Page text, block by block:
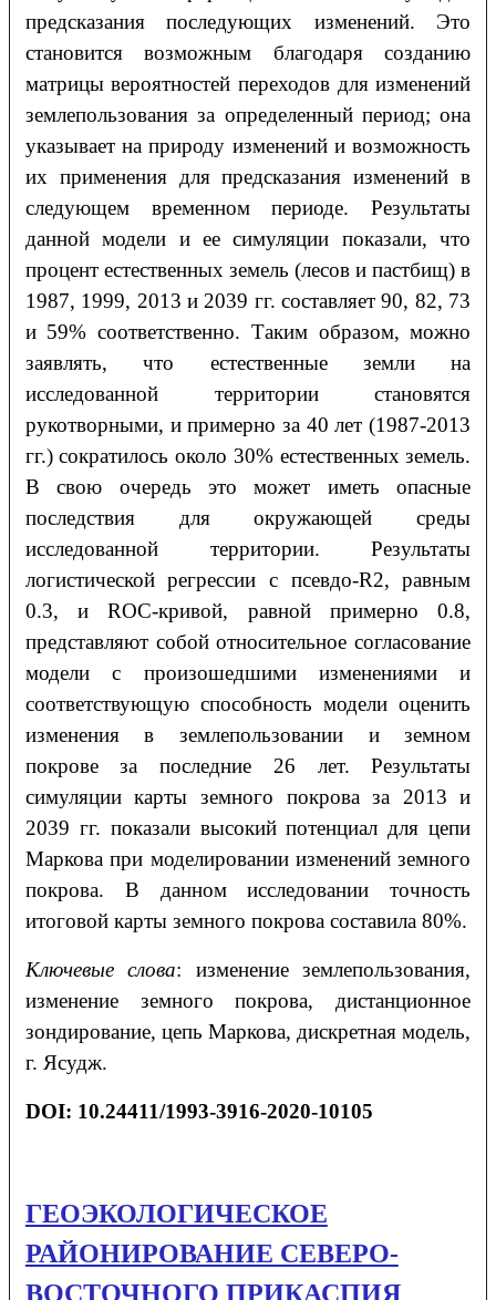
предсказания последующих изменений. Это
становится возможным благодаря созданию
матрицы вероятностей переходов для изменений
землепользования за определенный период; она
указывает на природу изменений и возможность
их применения для предсказания изменений в
следующем временном периоде. Результаты
данной модели и ее симуляции показали, что
процент естественных земель (лесов и пастбищ) в
1987, 1999, 2013 и 2039 гг. составляет 90, 82, 73
и 59% соответственно. Таким образом, можно
заявлять, что естественные земли на
исследованной территории становятся
рукотворными, и примерно за 40 лет (1987-2013
гг.) сократилось около 30% естественных земель.
В свою очередь это может иметь опасные
последствия для окружающей среды
исследованной территории. Результаты
логистической регрессии с псевдо-R2, равным
0.3, и ROC-кривой, равной примерно 0.8,
представляют собой относительное согласование
модели с произошедшими изменениями и
соответствующую способность модели оценить
изменения в землепользовании и земном
покрове за последние 26 лет. Результаты
симуляции карты земного покрова за 2013 и
2039 гг. показали высокий потенциал для цепи
Маркова при моделировании изменений земного
покрова. В данном исследовании точность
итоговой карты земного покрова составила 80%.
Ключевые слова: изменение землепользования,
изменение земного покрова, дистанционное
зондирование, цепь Маркова, дискретная модель,
г. Ясудж.
DOI: 10.24411/1993-3916-2020-10105
ГЕОЭКОЛОГИЧЕСКОЕ
РАЙОНИРОВАНИЕ СЕВЕРО-
ВОСТОЧНОГО ПРИКАСПИЯ